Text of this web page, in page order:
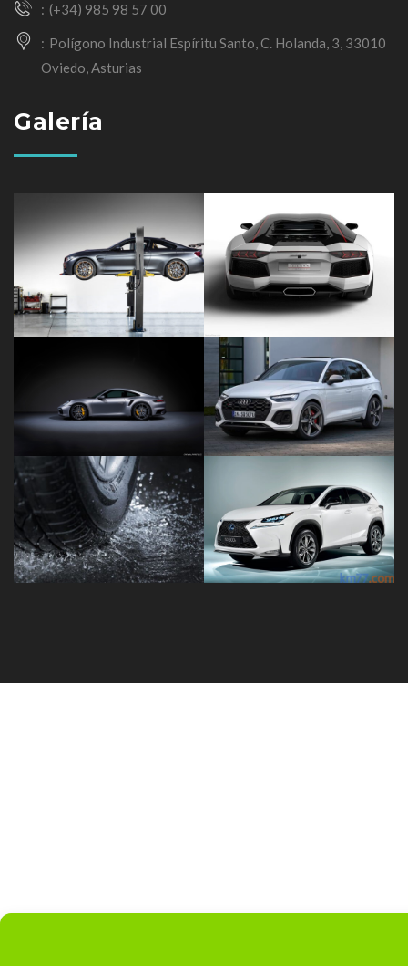
(+34) 985 98 57 00
Polígono Industrial Espíritu Santo, C. Holanda, 3, 33010
Oviedo, Asturias
Galería